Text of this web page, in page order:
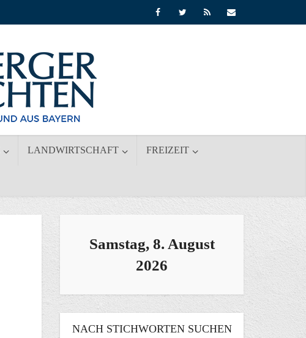
LANDWIRTSCHAFT FREIZEIT
Samstag, 8. August
2026
NACH STICHWORTEN SUCHEN